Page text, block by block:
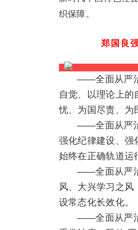
织保障。
郑国良
——全面从严
自觉、以理论上
忧、为国尽责、为
——全面从严治
强化纪律建设、强
始终在正确轨道运
——全面从严治
风、大兴学习之风
设常态化长效化。
——全面从严治